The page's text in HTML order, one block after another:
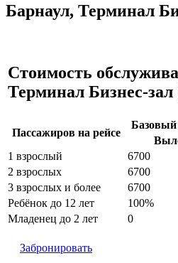
Барнаул, Терминал
Стоимость
Терминал Бизнес-
Пассажиров на рейсе
1 взрослый
6700
2 взрослых
6700
3 взрослых и более
6700
Ребёнок до 12 лет
100%
Младенец до 2 лет
0
Забронировать